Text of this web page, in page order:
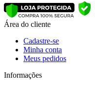
Área do cliente
Cadastre-se
Minha conta
Meus pedidos
Informações